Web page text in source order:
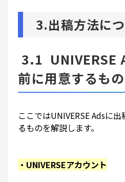
3.出稿方法に
3.1 UNIVERSE
前に用意するもの
ここではUNIVERSE Adsに
るものを解説します。
・UNIVERSEアカウント